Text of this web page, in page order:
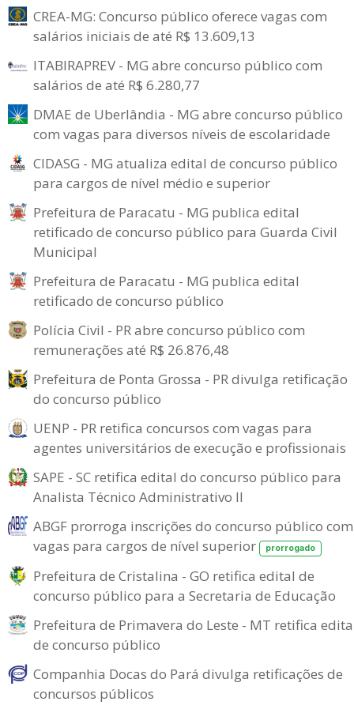
CREA-MG: Concurso público oferece vagas com
salários iniciais de até R$ 13.609,13
ITABIRAPREV - MG abre concurso público com
salários de até R$ 6.280,77
DMAE de Uberlândia - MG abre concurso público
com vagas para diversos níveis de escolaridade
CIDASG - MG atualiza edital de concurso público
para cargos de nível médio e superior
Prefeitura de Paracatu - MG publica edital
retificado de concurso público para Guarda Civil
Municipal
Prefeitura de Paracatu - MG publica edital
retificado de concurso público
Polícia Civil - PR abre concurso público com
remunerações até R$ 26.876,48
Prefeitura de Ponta Grossa - PR divulga retificação
do concurso público
UENP - PR retifica concursos com vagas para
agentes universitários de execução e profissionais
SAPE - SC retifica edital do concurso público para
Analista Técnico Administrativo II
ABGF prorroga inscrições do concurso público com
vagas para cargos de nível superior
prorrogado
Prefeitura de Cristalina - GO retifica edital de
concurso público para a Secretaria de Educação
Prefeitura de Primavera do Leste - MT retifica
de concurso público
Companhia Docas do Pará divulga retificações de
concursos públicos